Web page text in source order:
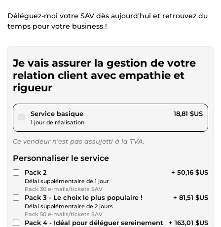
Déléguez-moi votre SAV dès aujourd'hui et retrouvez du
temps pour votre business !
Je vais assurer la gestion de votre
relation client avec empathie et
rigueur
Service basiquepour 17,34 $US
1 jour de réalisation
18,81 $US
Ce vendeur n’est pas assujetti à la TVA.
Personnaliser le service
Pack 2
Délai supplémentaire de 1 jour
Pack 30 e-mails/tickets SAV
+ 50,16 $US
Pack 3 - Le choix le plus populaire !
Délai supplémentaire de 2 jours
Pack 50 e-mails/tickets SAV
+ 81,51 $US
Pack 4 - Idéal pour déléguer sereinement
+ 163,01 $US